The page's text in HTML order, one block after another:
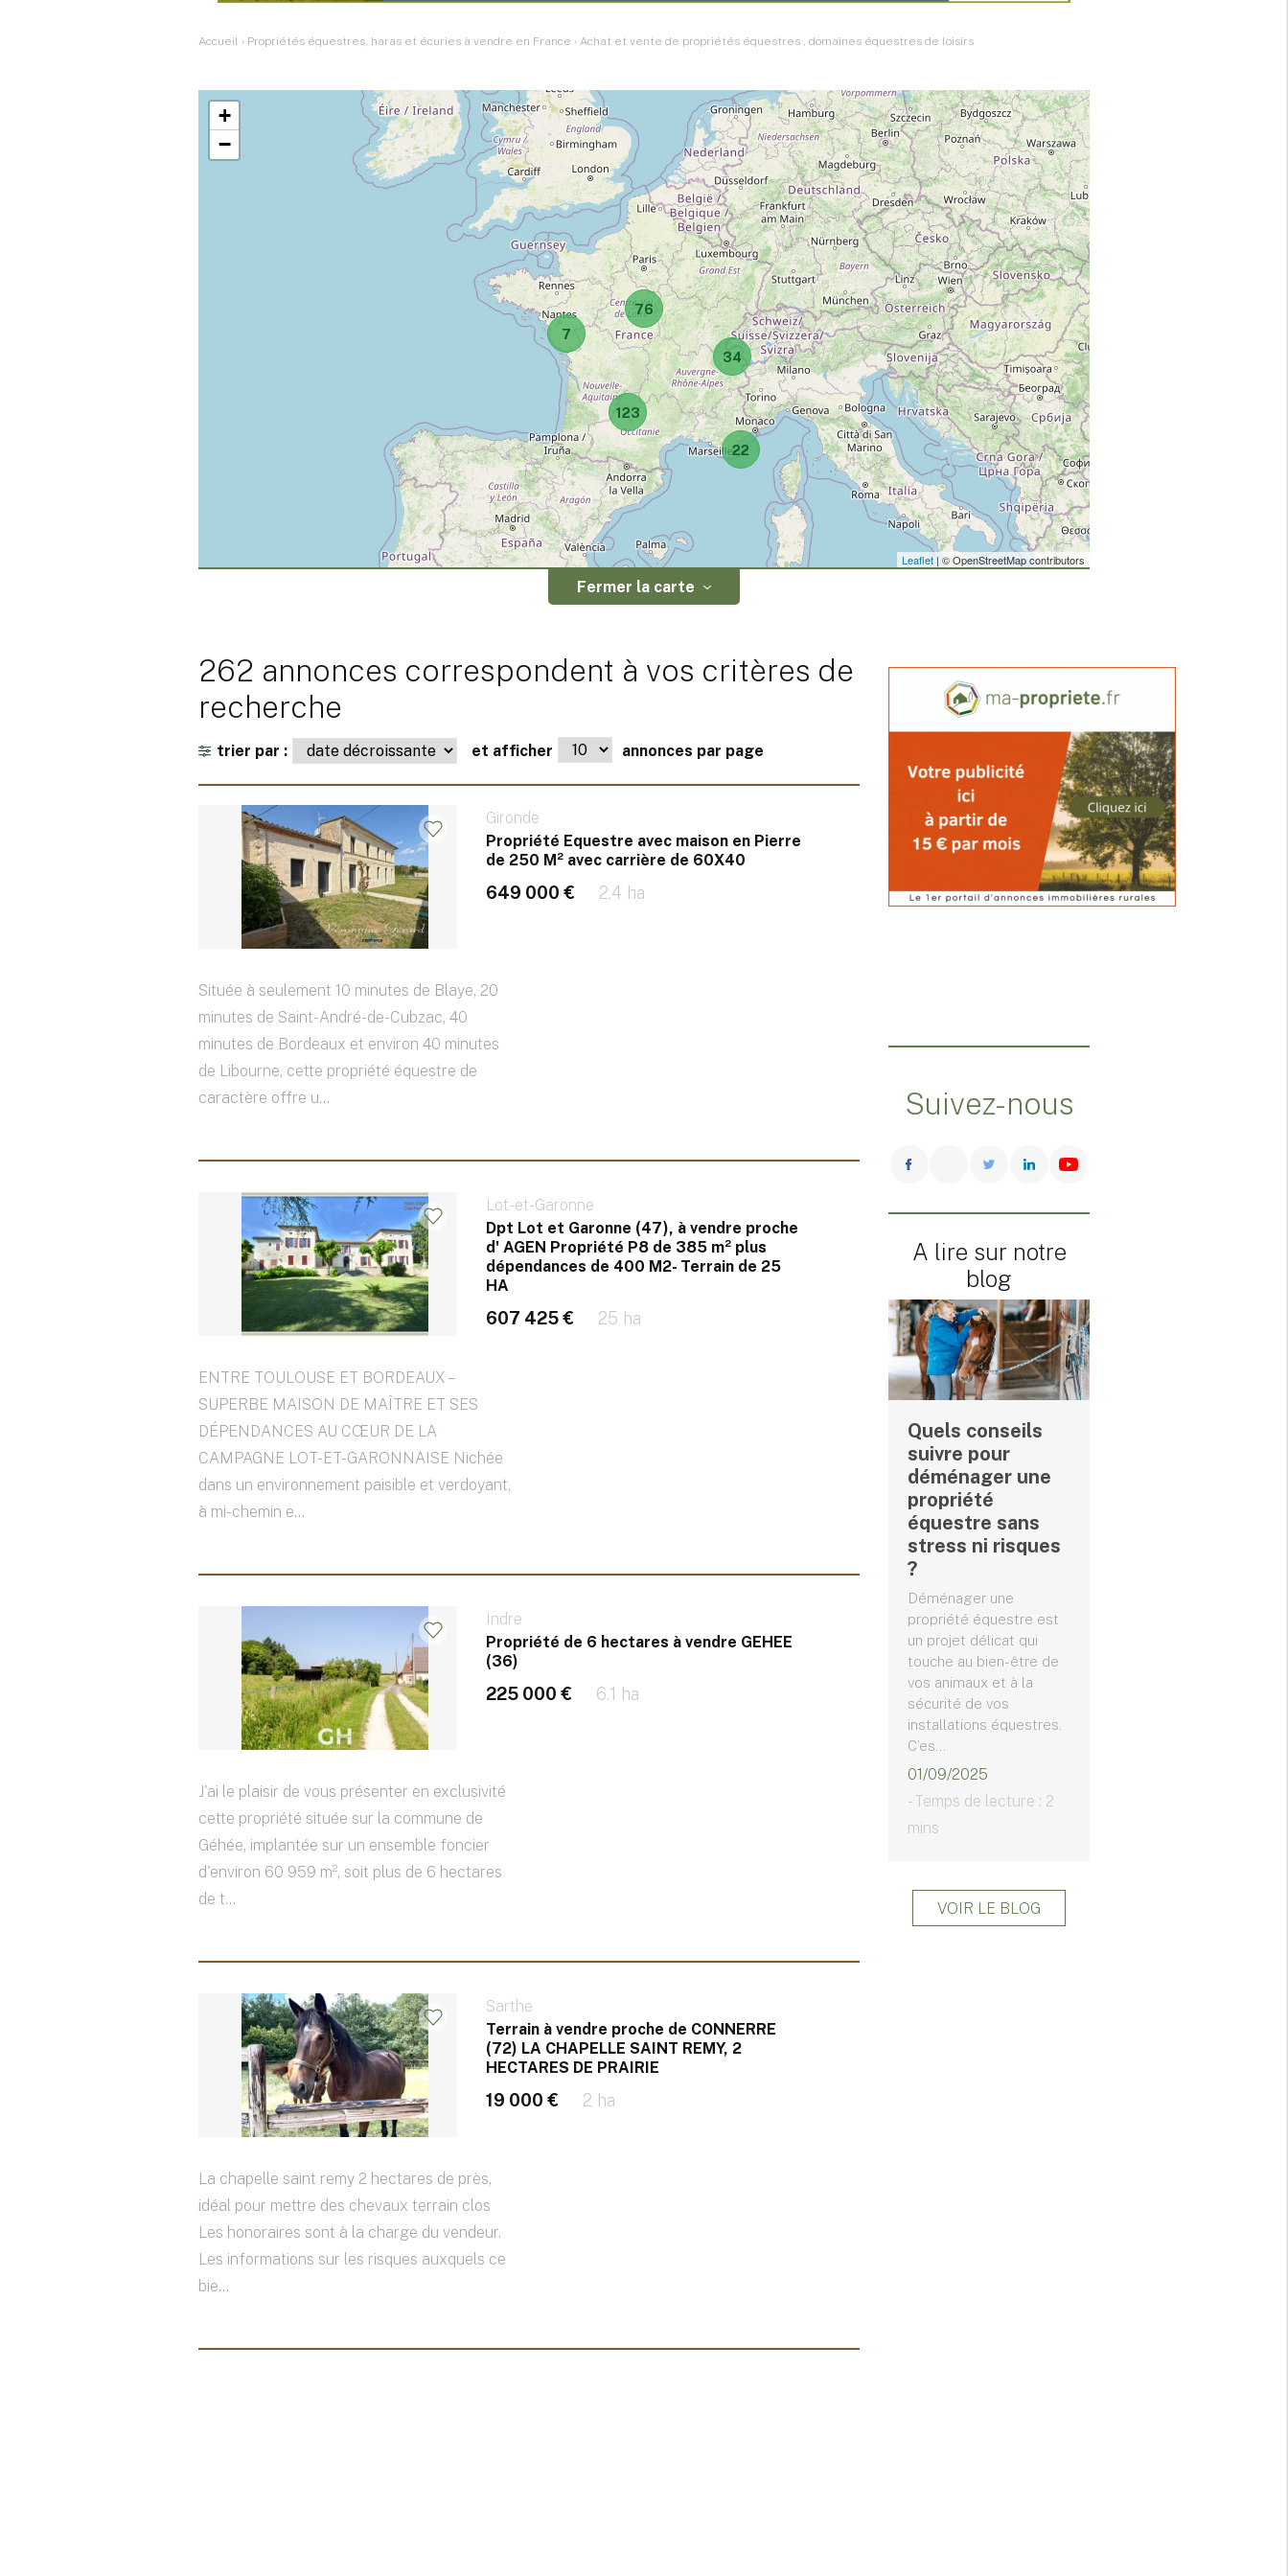
Accueil › Propriétés équestres, haras et écuries à vendre en France › Achat et vente de propriétés équestres , domaines équestres de loisirs
22
7
34
123
76
+
−
Leaflet | © OpenStreetMap contributors
Fermer la carte
262 annonces correspondent à vos critères de
recherche
trier par : et afficher annonces par page
Gironde
Propriété Equestre avec maison en Pierre
de 250 M² avec carrière de 60X40
649 000 € 2.4 ha
Située à seulement 10 minutes de Blaye, 20
minutes de Saint-André-de-Cubzac, 40
minutes de Bordeaux et environ 40 minutes
de Libourne, cette propriété équestre de
caractère offre u...
Lot-et-Garonne
Dpt Lot et Garonne (47), à vendre proche
d' AGEN Propriété P8 de 385 m² plus
dépendances de 400 M2- Terrain de 25
HA
607 425 € 25 ha
ENTRE TOULOUSE ET BORDEAUX –
SUPERBE MAISON DE MAÎTRE ET SES
DÉPENDANCES AU CŒUR DE LA
CAMPAGNE LOT-ET-GARONNAISE Nichée
dans un environnement paisible et verdoyant,
à mi-chemin e...
Indre
Propriété de 6 hectares à vendre GEHEE
(36)
225 000 € 6.1 ha
J'ai le plaisir de vous présenter en exclusivité
cette propriété située sur la commune de
Géhée, implantée sur un ensemble foncier
d'environ 60 959 m², soit plus de 6 hectares
de t...
Sarthe
Terrain à vendre proche de CONNERRE
(72) LA CHAPELLE SAINT REMY, 2
HECTARES DE PRAIRIE
19 000 € 2 ha
La chapelle saint remy 2 hectares de près,
idéal pour mettre des chevaux terrain clos
Les honoraires sont à la charge du vendeur.
Les informations sur les risques auxquels ce
bie...
Suivez-nous
A lire sur notre
blog
Quels conseils
suivre pour
déménager une
propriété
équestre sans
stress ni risques
?
Déménager une
propriété équestre est
un projet délicat qui
touche au bien-être de
vos animaux et à la
sécurité de vos
installations équestres.
C’es...
01/09/2025
- Temps de lecture : 2
mins
VOIR LE BLOG